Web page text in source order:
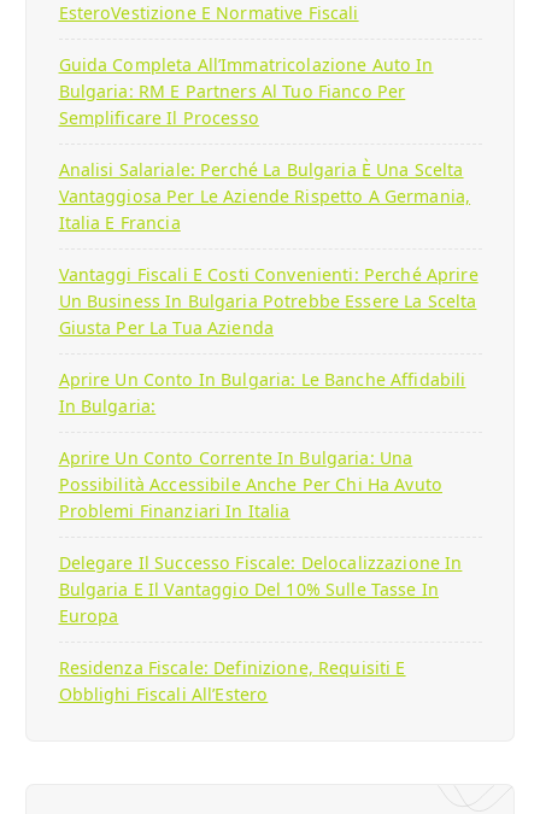
EsteroVestizione E Normative Fiscali
Guida Completa All’Immatricolazione Auto In
Bulgaria: RM E Partners Al Tuo Fianco Per
Semplificare Il Processo
Analisi Salariale: Perché La Bulgaria È Una Scelta
Vantaggiosa Per Le Aziende Rispetto A Germania,
Italia E Francia
Vantaggi Fiscali E Costi Convenienti: Perché Aprire
Un Business In Bulgaria Potrebbe Essere La Scelta
Giusta Per La Tua Azienda
Aprire Un Conto In Bulgaria: Le Banche Affidabili
In Bulgaria:
Aprire Un Conto Corrente In Bulgaria: Una
Possibilità Accessibile Anche Per Chi Ha Avuto
Problemi Finanziari In Italia
Delegare Il Successo Fiscale: Delocalizzazione In
Bulgaria E Il Vantaggio Del 10% Sulle Tasse In
Europa
Residenza Fiscale: Definizione, Requisiti E
Obblighi Fiscali All’Estero